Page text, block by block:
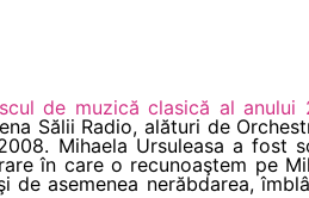
de muzică clasică al anului
Sălii Radio, alături de
Mihaela Ursuleasa a fost
în care o recunoaştem pe
de asemenea nerăbdarea,